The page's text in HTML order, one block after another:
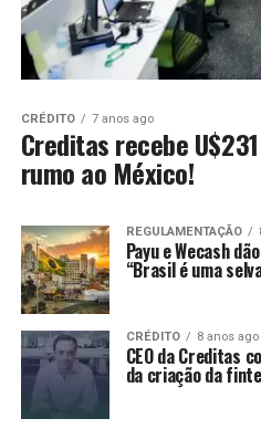
CRÉDITO 7 anos ago
Creditas recebe
rumo ao México!
REGULAMENTAÇÃO
Payu e Wecash
“Brasil é uma
CRÉDITO 8 anos ago
CEO da Creditas
da criação da